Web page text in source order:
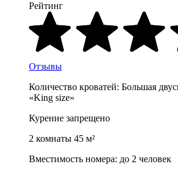
Рейтинг
Отзывы
Количество кроватей: Большая
«King size»
Курение запрещено
2 комнаты 45 м²
Вместимость номера: до 2 человек